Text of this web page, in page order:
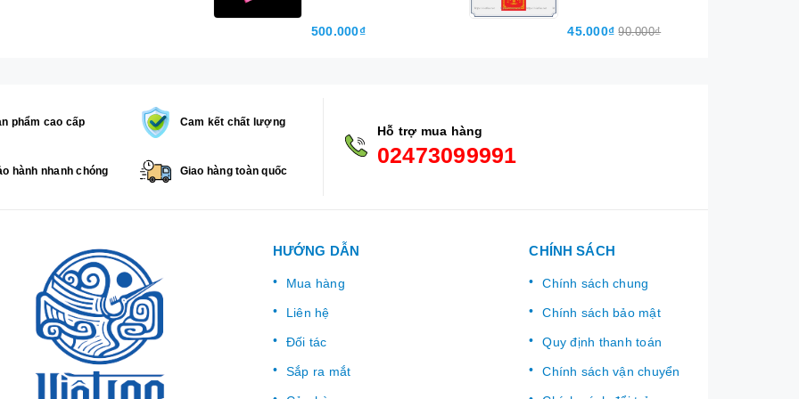
500.000₫ 45.000₫ 90.000₫
phẩm cao cấp Cam kết chất lượng
hành nhanh chóng Giao hàng toàn quốc
Hỗ trợ mua hàng
02473099991
HƯỚNG DẪN
Mua hàng
Liên hệ
Đối tác
Sắp ra mắt
CHÍNH SÁCH
Chính sách chung
Chính sách bảo mật
Quy định thanh toán
Chính sách vận chuyển